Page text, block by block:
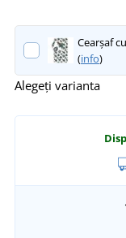
Cearșaf
(info)
Alegeți varianta